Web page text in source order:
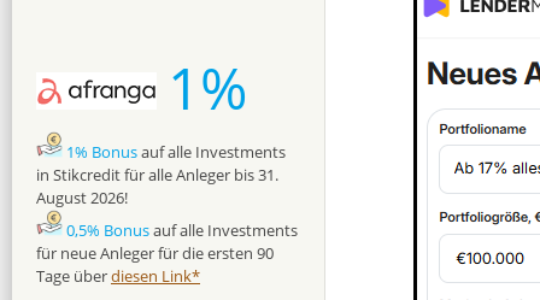
1%
1% Bonusauf alle Investments
in Stikcredit für alle Anleger bis 31.
August 2026!
0,5% Bonusauf alle Investments
für neue Anleger für die ersten 90
Tage überdiesen Link*